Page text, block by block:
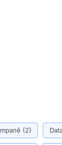
(2)